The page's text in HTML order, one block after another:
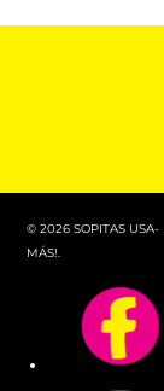
© 2026 SOPITAS USA-
MÁS!.